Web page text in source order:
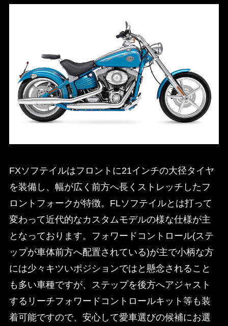
FXソフテイルはフロントに21インチの大径タイヤ
を装備し、幅が広く前方へ長くストレッチしたフ
ロントフォークが特徴。FLソフテイルとは打って
変わって近代的なカスタムモデルの様な仕様が主
となっております。フォワードコントロール(ステ
ップが車体前方へ配置されている)が主で小柄な方
には少々キツいポジションではと懸念されること
も多い車種ですが、ステップを後方へアジャスト
するリーチフォワードコントロールキット等も装
着可能ですので、安心して愛車選びの候補にお選